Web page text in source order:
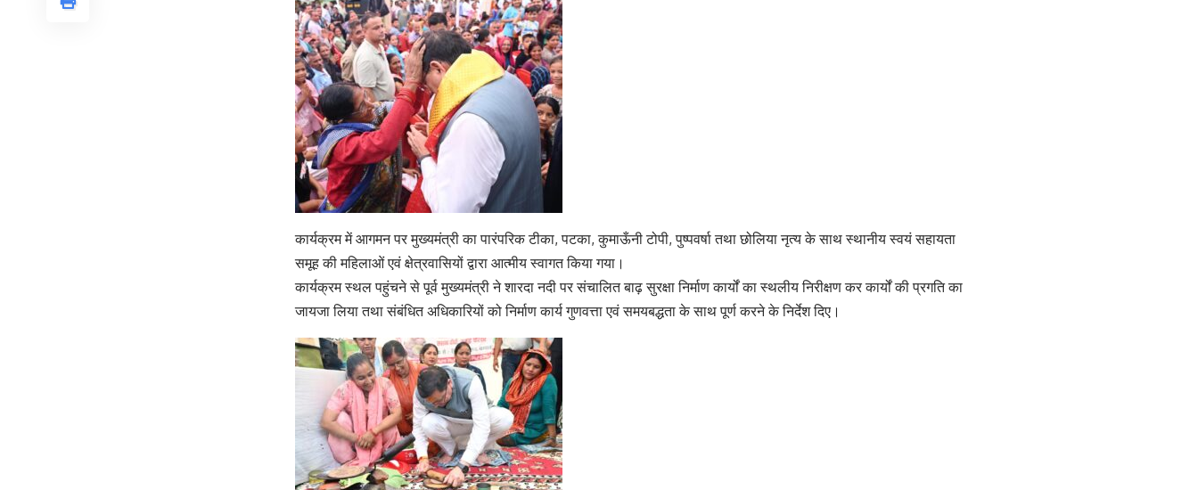
कार्यक्रम में आगमन पर मुख्यमंत्री का पारंपरिक टीका, पटका, कुमाऊँनी टोपी, पुष्पवर्षा तथा छोलिया नृत्य के साथ स्थानीय स्वयं सहायता
समूह की महिलाओं एवं क्षेत्रवासियों द्वारा आत्मीय स्वागत किया गया।
कार्यक्रम स्थल पहुंचने से पूर्व मुख्यमंत्री ने शारदा नदी पर संचालित बाढ़ सुरक्षा निर्माण कार्यों का स्थलीय निरीक्षण कर कार्यों की प्रगति का
जायजा लिया तथा संबंधित अधिकारियों को निर्माण कार्य गुणवत्ता एवं समयबद्धता के साथ पूर्ण करने के निर्देश दिए।